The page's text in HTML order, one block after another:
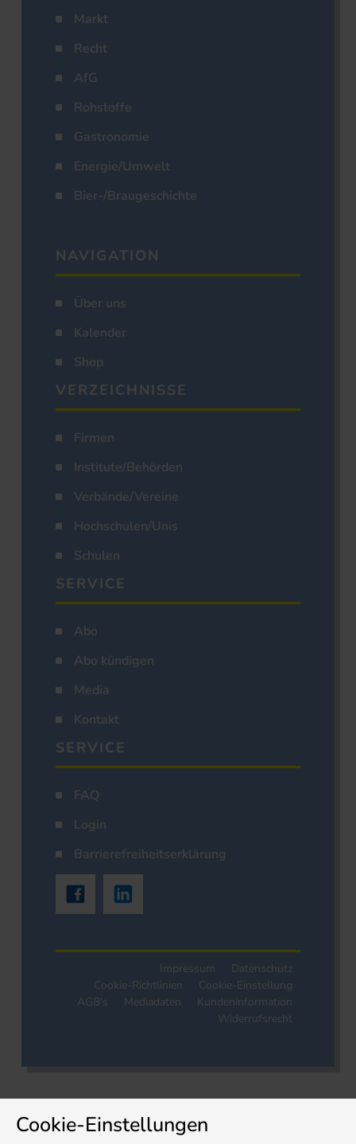
Markt
Recht
AfG
Rohstoffe
Gastronomie
Energie/Umwelt
Bier-/Braugeschichte
NAVIGATION
Über uns
Kalender
Shop
VERZEICHNISSE
Firmen
Institute/Behörden
Verbände/Vereine
Hochschulen/Unis
Schulen
SERVICE
Abo
Abo kündigen
Media
Kontakt
SERVICE
FAQ
Login
Barrierefreiheitserklärung
Impressum
Datenschutz
Cookie-Richtlinien
Cookie-Einstellung
AGB's
Mediadaten
Kundeninformation
Widerrufsrecht
Cookie-Einstellungen